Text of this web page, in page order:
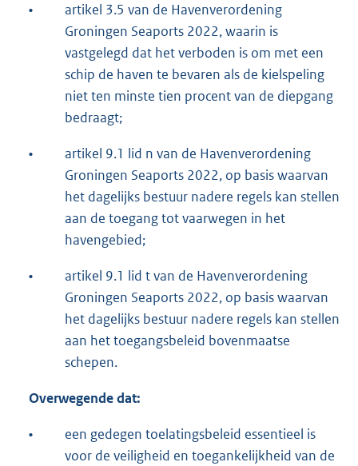
•
artikel 3.5 van de Havenverordening
Groningen Seaports 2022, waarin is
vastgelegd dat het verboden is om met een
schip de haven te bevaren als de kielspeling
niet ten minste tien procent van de diepgang
bedraagt;
•
artikel 9.1 lid n van de Havenverordening
Groningen Seaports 2022, op basis waarvan
het dagelijks bestuur nadere regels kan stellen
aan de toegang tot vaarwegen in het
havengebied;
•
artikel 9.1 lid t van de Havenverordening
Groningen Seaports 2022, op basis waarvan
het dagelijks bestuur nadere regels kan stellen
aan het toegangsbeleid bovenmaatse
schepen.
Overwegende dat:
•
een gedegen toelatingsbeleid essentieel is
voor de veiligheid en toegankelijkheid van de